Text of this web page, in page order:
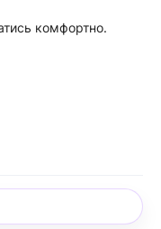
комфортно.